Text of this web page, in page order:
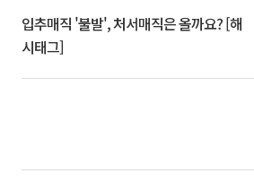
입추매직 '불발', 처서매직은 올까요? [해
시태그]